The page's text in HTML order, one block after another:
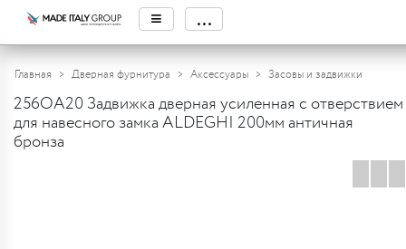
≡ ...
Главная Дверная фурнитура Аксессуары Засовы и задвижки
256OA20 Задвижка дверная усиленная с отверствием
для навесного замка ALDEGHI 200мм античная
бронза